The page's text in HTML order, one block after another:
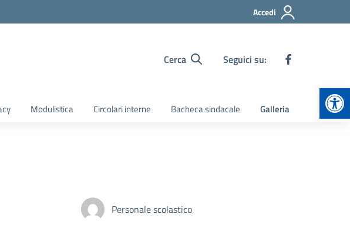
Accedi
Cerca Seguici su:
Modulistica Circolari interne Bacheca sindacale Galleria
Personale scolastico